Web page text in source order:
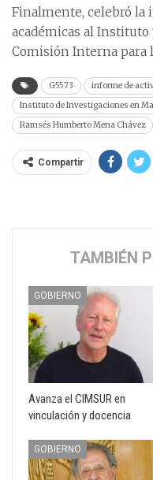
Finalmente, celebró la
académicas al
Comisión Interna para
G5573
informe de
Instituto de Investigaciones en
Ramsés Humberto Mena Chávez
Compartir
TAMBIÉN
GOBIERNO
Avanza el CIMSUR en
vinculación y docencia
GOBIERNO